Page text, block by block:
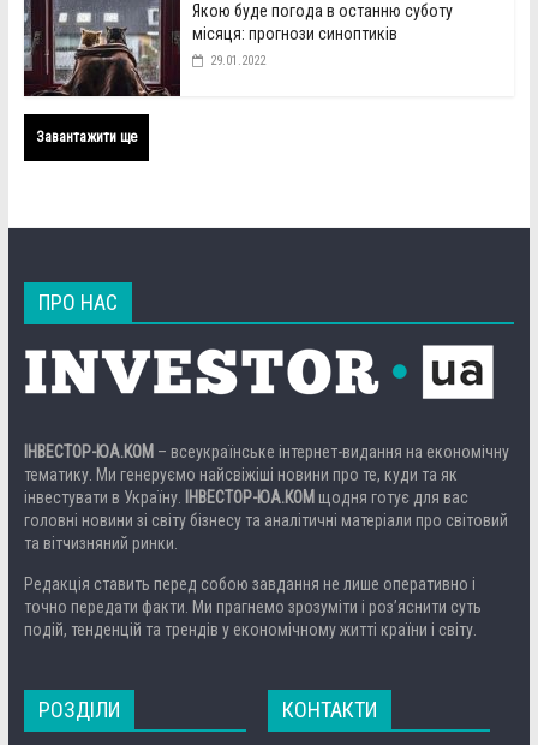
Якою буде погода в останню суботу
місяця: прогнози синоптиків
29.01.2022
Завантажити ще
ПРО НАС
ІНВЕСТОР-ЮА.КОМ – всеукраїнське інтернет-видання на економічну
тематику. Ми генеруємо найсвіжіші новини про те, куди та як
інвестувати в Україну.
ІНВЕСТОР-ЮА.КОМ щодня готує для вас
головні новини зі світу бізнесу та аналітичні матеріали про світовий
та вітчизняний ринки.
Редакція ставить перед собою завдання не лише оперативно і
точно передати факти. Ми прагнемо зрозуміти і роз’яснити суть
подій, тенденцій та трендів у економічному житті країни і світу.
РОЗДІЛИ КОНТАКТИ